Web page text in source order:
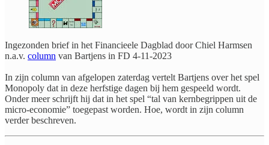
Ingezonden brief in het Financieele Dagblad door Chiel Harmsen
n.a.v. column van Bartjens in FD 4-11-2023
In zijn column van afgelopen zaterdag vertelt Bartjens over het spel
Monopoly dat in deze herfstige dagen bij hem gespeeld wordt.
Onder meer schrijft hij dat in het spel “tal van kernbegrippen uit de
micro-economie” toegepast worden. Hoe, wordt in zijn column
verder beschreven.